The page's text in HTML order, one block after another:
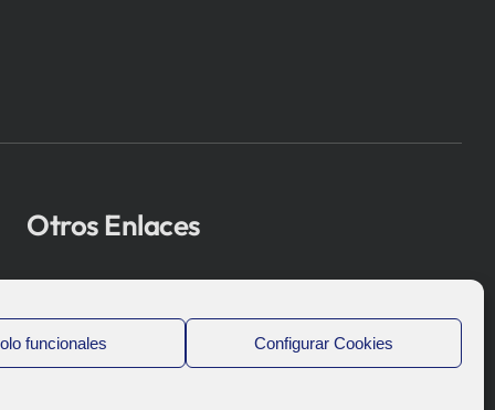
funcionales Configurar Cookies
Otros Enlaces
Bioef
Gobierno Vasco